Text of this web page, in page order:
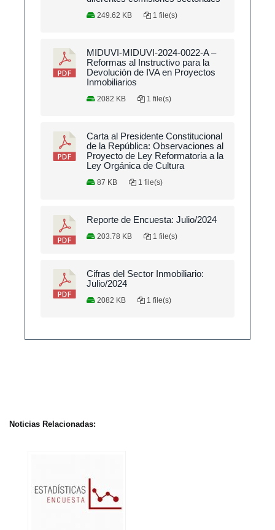
249.62 KB 1 file(s)
MIDUVI-MIDUVI-2024-0022-A –
Reformas al Instructivo para la
Devolución de IVA en Proyectos
Inmobiliarios
2082 KB 1 file(s)
Carta al Presidente Constitucional
de la República: Observaciones al
Proyecto de Ley Reformatoria a la
Ley Orgánica de Cultura
87 KB 1 file(s)
Reporte de Encuesta: Julio/2024
203.78 KB 1 file(s)
Cifras del Sector Inmobiliario:
Julio/2024
2082 KB 1 file(s)
Noticias Relacionadas: